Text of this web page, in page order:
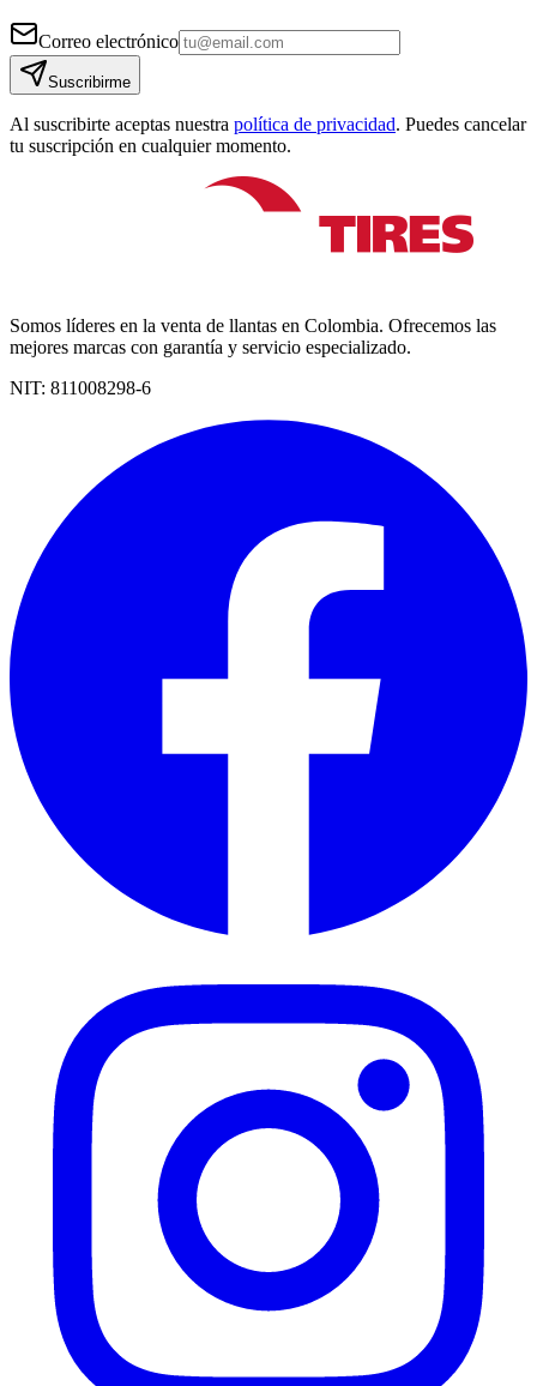
Correo electrónico
Suscribirme
Al suscribirte aceptas nuestra política de privacidad. Puedes cancelar
tu suscripción en cualquier momento.
Somos líderes en la venta de llantas en Colombia. Ofrecemos las
mejores marcas con garantía y servicio especializado.
NIT: 811008298-6